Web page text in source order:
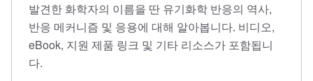
발견한 화학자의 이름을 딴 유기화학 반응의 역사,
반응 메커니즘 및 응용에 대해 알아봅니다. 비디오,
eBook, 지원 제품 링크 및 기타 리소스가 포함됩니
다.